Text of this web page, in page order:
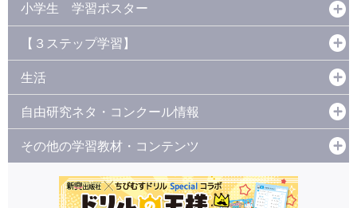
小学生 学習ポスター
【３ステップ学習】
生活
自由研究ネタ・コンクール情報
その他の学習教材・コンテンツ